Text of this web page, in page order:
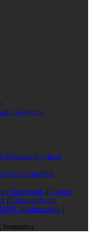
Akölcsön
tájékoztatóGyakori
KapcsolatMNB
tájékoztató |Gyakori
|Üzletszabályzat
alkalmazások |